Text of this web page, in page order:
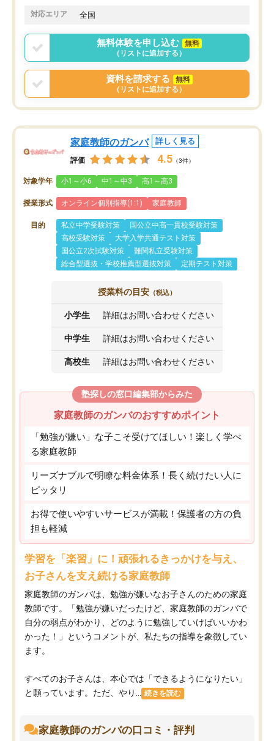
標を見つける事が出来ま
対応エリア 全国
無料体験を申し込む
無料
（リストに追加する）
資料を請求する
無料
（リストに追加する）
家庭教師のガンバ 詳しく見る
評価 4.5 （3件）
対象学年 小1～小6 中1～中3 高1～高3
授業形式 オンライン個別指導(1:1) 家庭教師
目的 私立中学受験対策
国公立中高一貫校受験対策
高校受験対策
大学入学共通テスト対策
国公立2次試験対策
難関私立受験対策
総合型選抜・学校推薦型選抜対策
定期テスト対策
授業料の目安 （税込）
小学生 詳細はお問い合わせください
中学生 詳細はお問い合わせください
高校生 詳細はお問い合わせください
塾探しの窓口編集部からみた
家庭教師のガンバのおすすめポイント
「勉強が嫌い」な子こそ受けてほしい！楽しく学べ
る家庭教師
リーズナブルで明瞭な料金体系！長く続けたい人に
ピッタリ
お得で使いやすいサービスが満載！保護者の方の負
担も軽減
学習を「楽習」に！頑張れるきっかけを与え、
お子さんを支え続ける家庭教師
家庭教師のガンバは、勉強が嫌いなお子さんのための家庭
教師です。「勉強が嫌いだったけど、家庭教師のガンバで
自分の弱点がわかり、どのように勉強していけばいいかわ
かった！」というコメントが、私たちの指導を象徴してい
ます。
すべてのお子さんは、本心では「できるようになりたい」
と願っています。ただ、やり...
続きを読む
家庭教師のガンバの口コミ・評判